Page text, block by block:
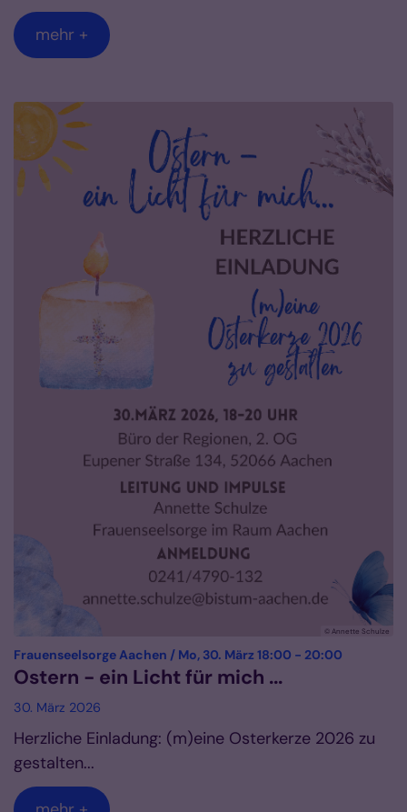
mehr +
© Annette Schulze
Frauenseelsorge Aachen / Mo, 30. März 18:00 - 20:00
Ostern - ein Licht für mich ...
30. März 2026
Herzliche Einladung: (m)eine Osterkerze 2026 zu
gestalten...